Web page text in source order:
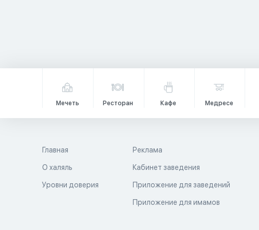
Мечеть Ресторан Кафе Медресе
Главная
О халяль
Уровни доверия
Реклама
Кабинет заведения
Приложение для заведений
Приложение для имамов